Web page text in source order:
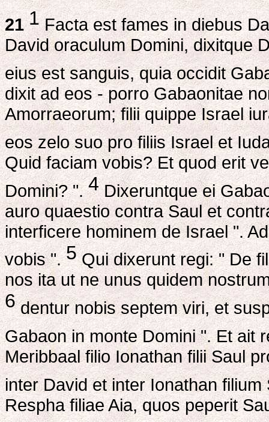
21 1Facta est fames in diebus
David oraculum Domini, dixitque
eius est sanguis, quia occidit
dixit ad eos - porro Gabaonitae
Amorraeorum; filii quippe Israel
eos zelo suo pro filiis Israel et
Quid faciam vobis? Et quod erit
Domini? ".4Dixeruntque ei
auro quaestio contra Saul et
interficere hominem de Israel ".
vobis ".5Qui dixerunt regi: " De
nos ita ut ne unus quidem
6dentur nobis septem viri, et
Gabaon in monte Domini ". Et ait
Meribbaal filio Ionathan filii Saul
inter David et inter Ionathan
Respha filiae Aia, quos peperit